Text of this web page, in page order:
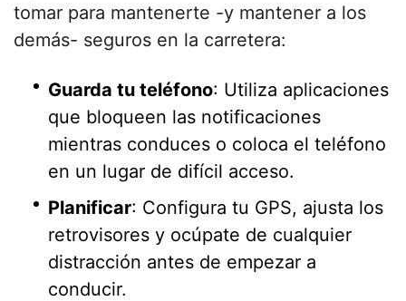
tomar para mantenerte -y mantener a los
demás- seguros en la carretera:
Guarda tu teléfono: Utiliza aplicaciones
que bloqueen las notificaciones
mientras conduces o coloca el teléfono
en un lugar de difícil acceso.
Planificar: Configura tu GPS, ajusta los
retrovisores y ocúpate de cualquier
distracción antes de empezar a
conducir.